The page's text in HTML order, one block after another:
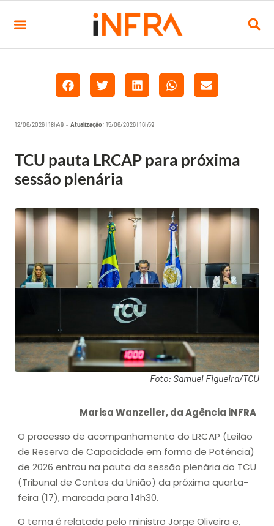
12/06/2026 | 18h49 • Atualização: 15/06/2026 | 16h59
TCU pauta LRCAP para próxima
sessão plenária
Foto: Samuel Figueira/TCU
Marisa Wanzeller, da Agência iNFRA
O processo de acompanhamento do LRCAP (Leilão
de Reserva de Capacidade em forma de Potência)
de 2026 entrou na pauta da sessão plenária do TCU
(Tribunal de Contas da União) da próxima quarta-
feira (17), marcada para 14h30.
O tema é relatado pelo ministro Jorge Oliveira e,